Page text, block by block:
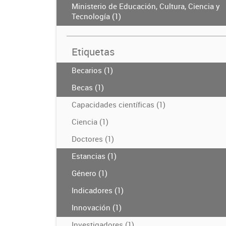
Ministerio de Educación, Cultura, Ciencia y
Tecnología (1)
Etiquetas
Becarios (1)
Becas (1)
Capacidades científicas (1)
Ciencia (1)
Doctores (1)
Estancias (1)
Género (1)
Indicadores (1)
Innovación (1)